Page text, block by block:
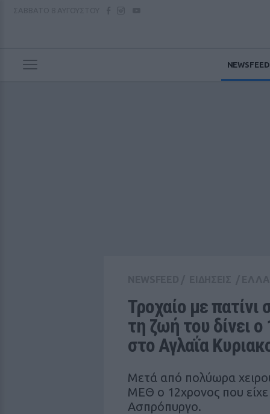
NEWSFEED
Τροχαίο με
τη ζωή του δίνει
στο Αγλαΐα
Μετά από πολύωρα
ΜΕΘ ο 12χρονος που είχε
Ασπρόπυργο.